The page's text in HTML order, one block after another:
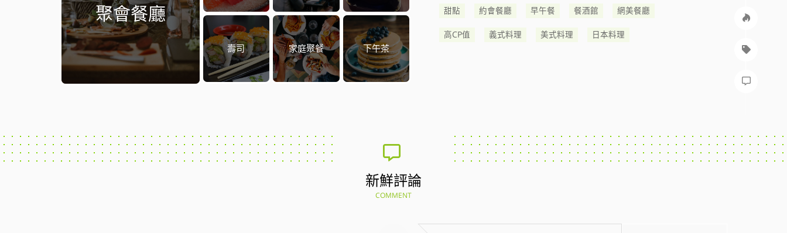
聚會餐廳
壽司 家庭聚餐 下午茶
甜點 約會餐廳 早午餐 餐酒館 網美餐廳
高CP值 義式料理 美式料理 日本料理
新鮮評論
COMMENT